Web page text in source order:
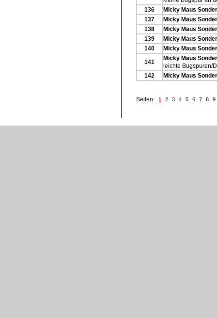
136
Micky Maus
137
Micky Maus
138
Micky Maus
139
Micky Maus
140
Micky Maus
141
Micky Maus
leichte Bugspuren/
142
Micky Maus
Seiten 1 2 3 4 5 6 7 8 9